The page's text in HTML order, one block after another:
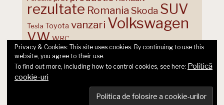
rezultate Romania Skoda SUV
Tesla Toyota vanzari Volkswagen
VW WRC
© 2026 Ecart Media SRL | made by Nina Cocea &infin
Privacy & Cookies: This site uses cookies. By continuing to use this
website, you agree to their use.
To find out more, including how to control cookies, see here: Politică
cookie-uri